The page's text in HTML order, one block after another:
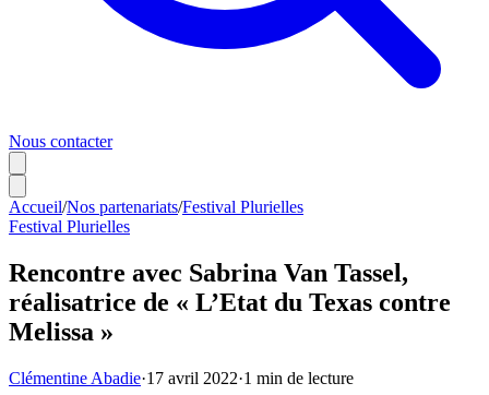
Nous contacter
Accueil/Nos partenariats/Festival Plurielles
Festival Plurielles
Rencontre avec Sabrina Van Tassel,
réalisatrice de « L’Etat du Texas contre
Melissa »
Clémentine Abadie·17 avril 2022·1 min de lecture